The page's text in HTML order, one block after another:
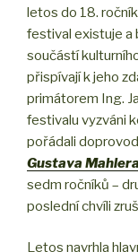
letos do 18.
festival existuje a
součástí
přispívají k jeho
primátorem Ing.
festivalu vyzváni
pořádali
Gustava
sedm ročníků –
poslední chvíli
Letos navrhla